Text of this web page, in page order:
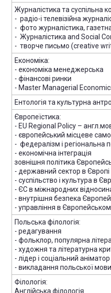
Журналістика та суспільна
- радіо-і телевізійна
- фото журналістика,
- Журналістика and Social
- творче письмо (creative
Економіка:
- економіка менеджерська
- фінансові ринки
- Master Managerial
Ентологія та культурна
Європеїстика:
- EU Regional Policy –
- європейський місцеве
- федералізм і регіональна
- економічна інтеграція
зовнішня політика
- державний сектор в Європі
- суспільство і культура в
- ЄС в міжнародних
- внутрішня безпека
- управління в
Польська філологія:
- редагування
- фольклор, популярна
- художня та літературна
- лідер і соціальний аніматор
- викладання польської
Філологія:
Англійська філологія